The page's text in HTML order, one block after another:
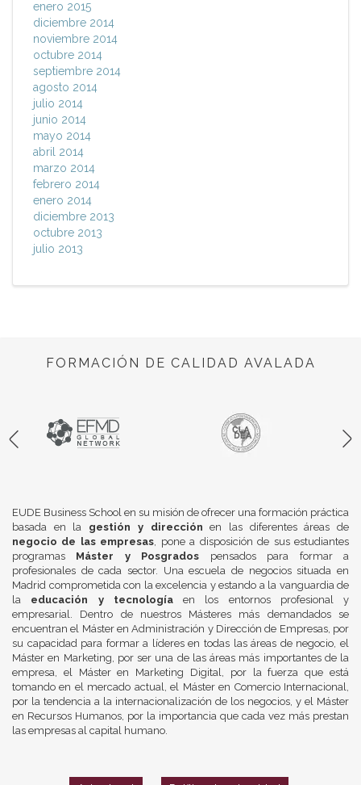
enero 2015
diciembre 2014
noviembre 2014
octubre 2014
septiembre 2014
agosto 2014
julio 2014
junio 2014
mayo 2014
abril 2014
marzo 2014
febrero 2014
enero 2014
diciembre 2013
octubre 2013
julio 2013
FORMACIÓN DE CALIDAD AVALADA
EUDE Business School en su misión de ofrecer una formación práctica
basada en la gestión y dirección en las diferentes áreas de
negocio de las empresas, pone a disposición de sus estudiantes
programas Máster y Posgrados pensados para formar a
profesionales de cada sector. Una escuela de negocios situada en
Madrid comprometida con la excelencia y estando a la vanguardia de
la educación y tecnologíaen los entornos profesional y
empresarial. Dentro de nuestros Másteres más demandados se
encuentran el Máster en Administración y Dirección de Empresas, por
su capacidad para formar a líderes en todas las áreas de negocio, el
Máster en Marketing, por ser una de las áreas más importantes de la
empresa, el Máster en Marketing Digital, por la fuerza que está
tomando en el mercado actual, el Máster en Comercio Internacional,
por la tendencia a la internacionalización de los negocios, y el Máster
en Recursos Humanos, por la importancia que cada vez más prestan
las empresas al capital humano.